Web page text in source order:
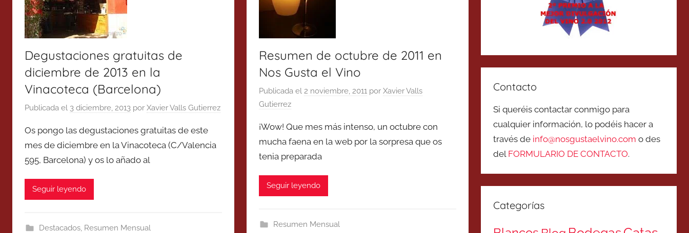
Degustaciones gratuitas de
diciembre de 2013 en la
Vinacoteca (Barcelona)
Publicada el 3 diciembre, 2013 por Xavier Valls Gutierrez
Os pongo las degustaciones gratuitas de este
mes de diciembre en la Vinacoteca (C/Valencia
595, Barcelona) y os lo añado al
Seguir leyendo
Destacados, Resumen Mensual
Resumen de octubre de 2011 en
Nos Gusta el Vino
Publicada el2 noviembre, 2011 porXavier Valls
Gutierrez
¡Wow! Que mes más intenso, un octubre con
mucha faena en la web por la sorpresa que os
tenia preparada
Seguir leyendo
Resumen Mensual
Contacto
Si queréis contactar conmigo para
cualquier información, lo podéis hacer a
través de info@nosgustaelvino.com o des
del FORMULARIO DE CONTACTO.
Categorías